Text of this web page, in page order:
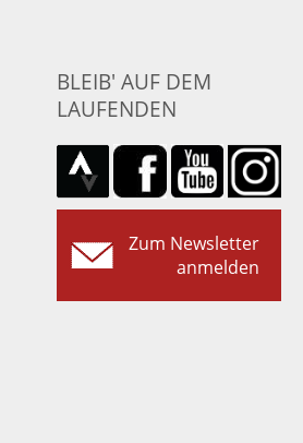
BLEIB' AUF DEM
LAUFENDEN
Zum Newsletter
anmelden